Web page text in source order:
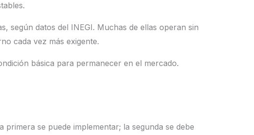
según datos del INEGI. Muchas de ellas operan sin
cada vez más exigente.
básica para permanecer en el mercado.
se puede implementar; la segunda se debe